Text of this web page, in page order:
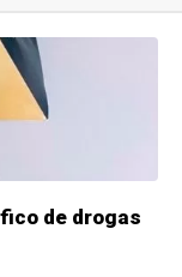
de drogas